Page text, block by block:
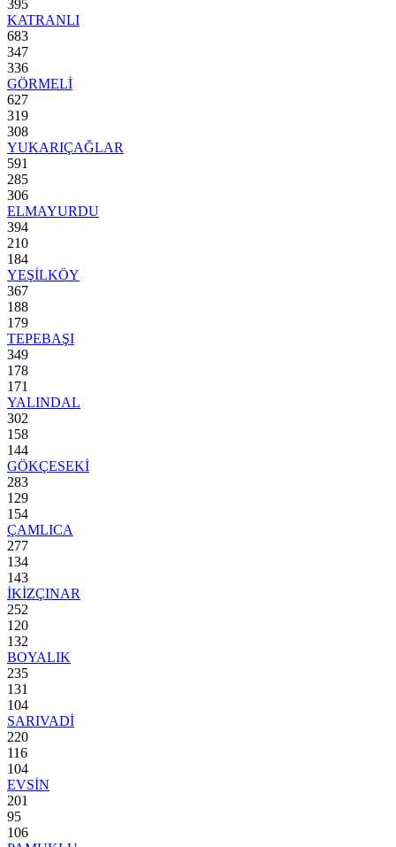
395
KATRANLI
683
347
336
GÖRMELİ
627
319
308
YUKARIÇAĞLAR
591
285
306
ELMAYURDU
394
210
184
YEŞİLKÖY
367
188
179
TEPEBAŞI
349
178
171
YALINDAL
302
158
144
GÖKÇESEKİ
283
129
154
ÇAMLICA
277
134
143
İKİZÇINAR
252
120
132
BOYALIK
235
131
104
SARIVADİ
220
116
104
EVSİN
201
95
106